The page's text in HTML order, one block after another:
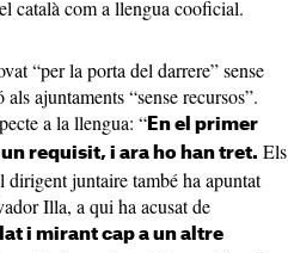
català com a llengua cooficial.
“per la porta del darrere” sense
ajuntaments “sense recursos”.
a la llengua: “ En el primer
requisit, i ara ho han tret. Els
juntaire també ha apuntat
Illa, a qui ha acusat de
i mirant cap a un altre